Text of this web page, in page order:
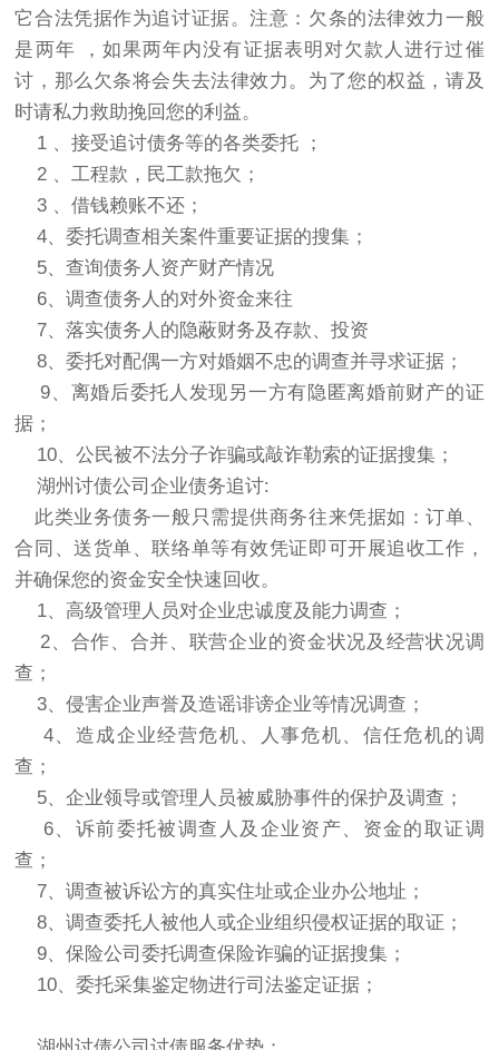
它合法凭据作为追讨证据。注意：欠条的法律效力一般
是两年 ，如果两年内没有证据表明对欠款人进行过催
讨，那么欠条将会失去法律效力。为了您的权益，请及
时请私力救助挽回您的利益。
1 、接受追讨债务等的各类委托 ；
2 、工程款，民工款拖欠；
3 、借钱赖账不还；
4、委托调查相关案件重要证据的搜集；
5、查询债务人资产财产情况
6、调查债务人的对外资金来往
7、落实债务人的隐蔽财务及存款、投资
8、委托对配偶一方对婚姻不忠的调查并寻求证据；
9、离婚后委托人发现另一方有隐匿离婚前财产的证
据；
10、公民被不法分子诈骗或敲诈勒索的证据搜集；
湖州讨债公司企业债务追讨:
此类业务债务一般只需提供商务往来凭据如：订单、
合同、送货单、联络单等有效凭证即可开展追收工作，
并确保您的资金安全快速回收。
1、高级管理人员对企业忠诚度及能力调查；
2、合作、合并、联营企业的资金状况及经营状况调
查；
3、侵害企业声誉及造谣诽谤企业等情况调查；
4、造成企业经营危机、人事危机、信任危机的调
查；
5、企业领导或管理人员被威胁事件的保护及调查；
6、诉前委托被调查人及企业资产、资金的取证调
查；
7、调查被诉讼方的真实住址或企业办公地址；
8、调查委托人被他人或企业组织侵权证据的取证；
9、保险公司委托调查保险诈骗的证据搜集；
10、委托采集鉴定物进行司法鉴定证据；